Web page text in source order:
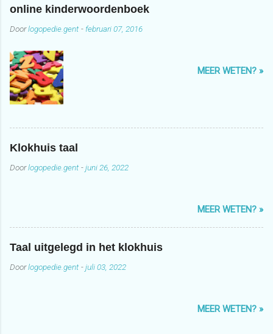
online kinderwoordenboek
Doorlogopedie.gent - februari 07, 2016
MEER WETEN? »
Klokhuis taal
Doorlogopedie.gent -juni 26, 2022
MEER WETEN? »
Taal uitgelegd in het klokhuis
Doorlogopedie.gent -juli 03, 2022
MEER WETEN? »